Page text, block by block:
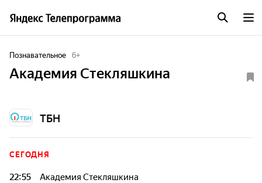
Познавательное 6+
Академия Стекляшкина
ТБН
СЕГОДНЯ
22:55 Академия Стекляшкина